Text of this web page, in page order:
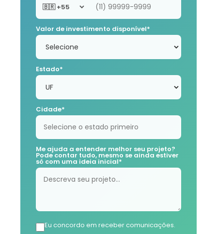
Valor de investimento disponível*
Estado*
Cidade*
Me ajuda a entender melhor seu projeto?
Pode contar tudo, mesmo se ainda estiver
só com uma ideia inicial*
Eu concordo em receber comunicações.